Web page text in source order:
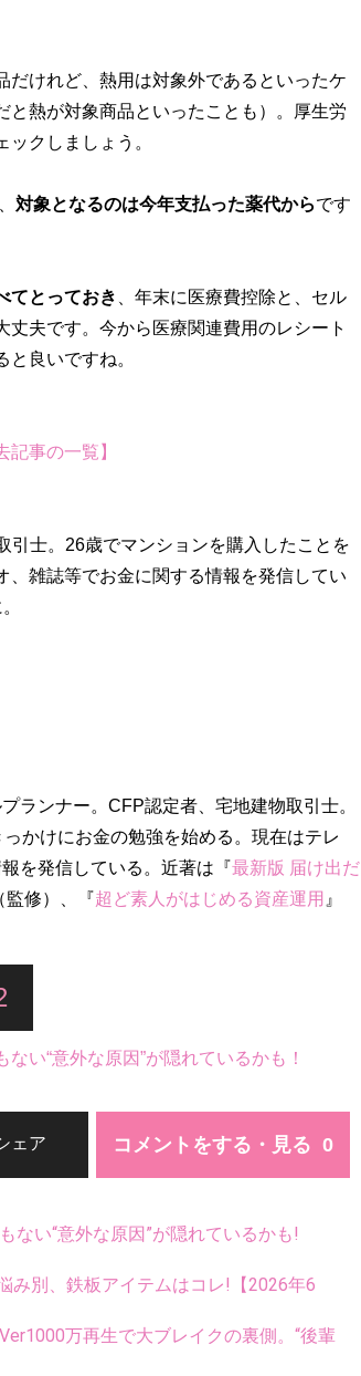
けれど、熱用は対象外であるといったケ
熱が対象商品といったことも）。厚生労
クしましょう。
対象となるのは今年支払った薬代からです
てとっておき
、年末に医療費控除と、セル
夫です。今から医療関連費用のレシート
良いですね。
事の一覧】
引士。26歳でマンションを購入したことを
、雑誌等でお金に関する情報を発信してい
ランナー。CFP認定者、宅地建物取引士。
かけにお金の勉強を始める。現在はテレ
を発信している。近著は『最新版 届け出だ
監修）、『超ど素人がはじめる資産運用 』
い“意外な原因”が隠れているかも！
コメントをする・見る
ェア
ない“意外な原因”が隠れているかも!
み別、鉄板アイテムはコレ!【2026年6
万再生で大ブレイクの裏側。“後輩